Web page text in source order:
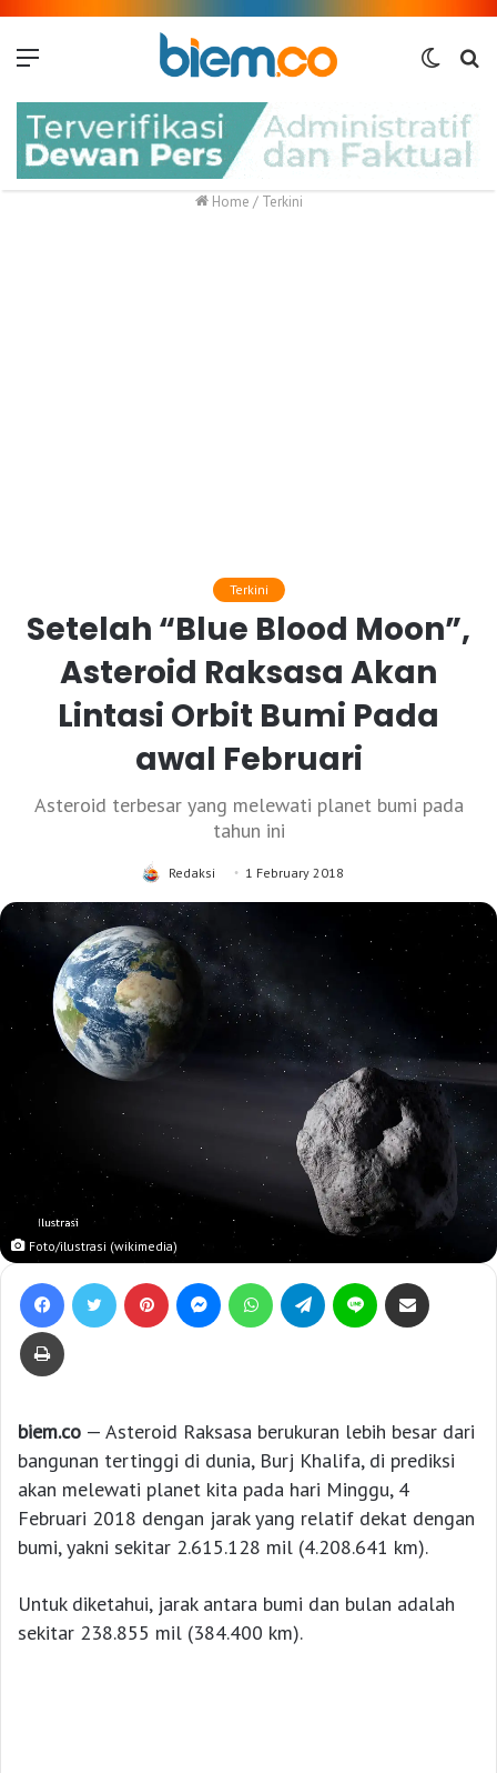
Switch
Home / Terkini
Terkini
Setelah “Blue Blood Moon”,
Asteroid Raksasa Akan
Lintasi Orbit Bumi Pada
awal Februari
Asteroid terbesar yang melewati planet bumi pada
tahun ini
Redaksi 1 February 2018
Foto/ilustrasi (wikimedia)
biem.co — Asteroid Raksasa berukuran lebih besar dari
bangunan tertinggi di dunia, Burj Khalifa, di prediksi
akan melewati planet kita pada hari Minggu, 4
Februari 2018 dengan jarak yang relatif dekat dengan
bumi, yakni sekitar 2.615.128 mil (4.208.641 km).
Untuk diketahui, jarak antara bumi dan bulan adalah
sekitar 238.855 mil (384.400 km).